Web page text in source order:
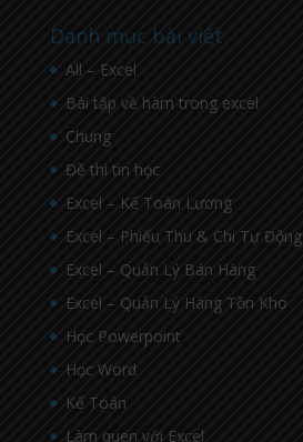
Danh mục bài viết
All – Excel
Bài tập về hàm trong excel
Chung
Đề thi tin học
Excel – Kế Toán Lương
Excel – Phiếu Thu & Chi Tự Động
Excel – Quản Lý Bán Hàng
Excel – Quản Lý Hàng Tồn Kho
Học Powerpoint
Học Word
Kế Toán
Làm quen với Excel